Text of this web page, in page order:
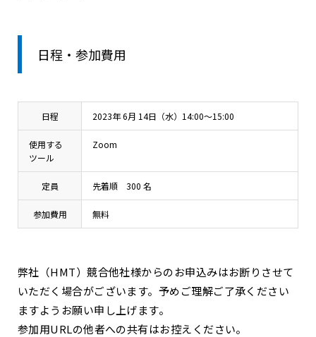
日程・参加費用
日程 2023年 6月 14日（水）14:00～15:00
使用する
ツール
Zoom
定員 先着順 300 名
参加費用 無料
弊社（HMT）競合他社様からのお申込みはお断りさせて
いただく場合がございます。予めご理解ご了承ください
ますようお願い申し上げます。
参加用URLの他者への共有はお控えください。